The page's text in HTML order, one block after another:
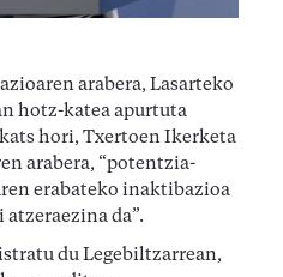
arabera, Lasarteko
hotz-katea apurtuta
hori, Txertoen Ikerketa
arabera, “potentzia-
erabateko inaktibazioa
da”.
du Legebiltzarrean,